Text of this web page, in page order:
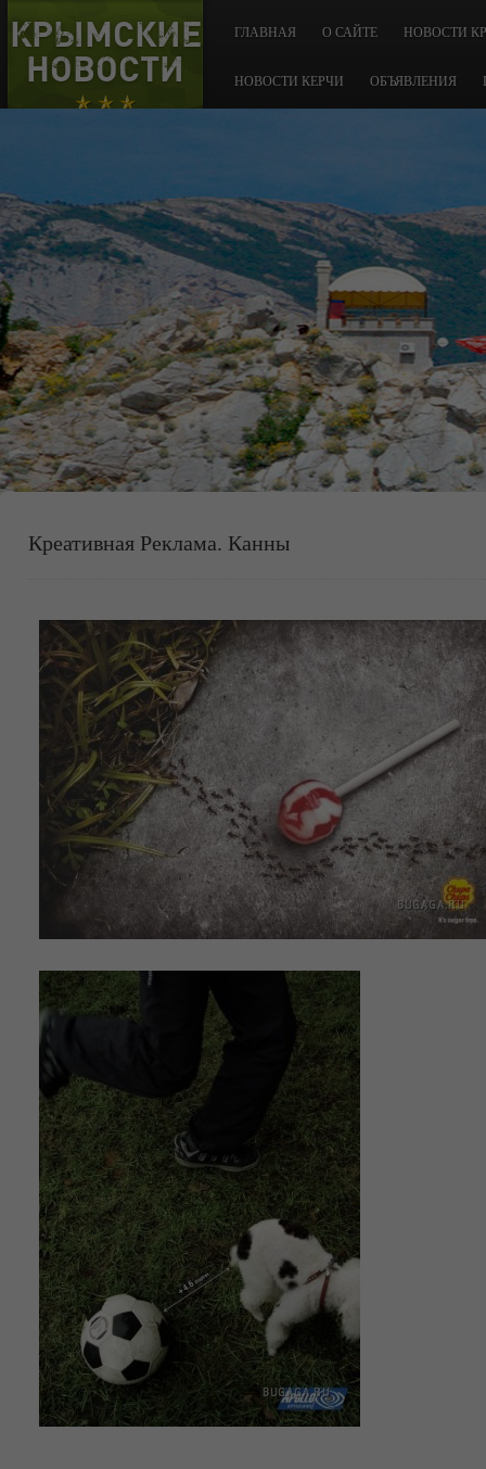
КРЫМСКИЕ
НОВОСТИ
ГЛАВНАЯ О САЙТЕ НОВОСТИ
НОВОСТИ КЕРЧИ ОБЪЯВЛЕНИЯ
Креативная Реклама. Канны